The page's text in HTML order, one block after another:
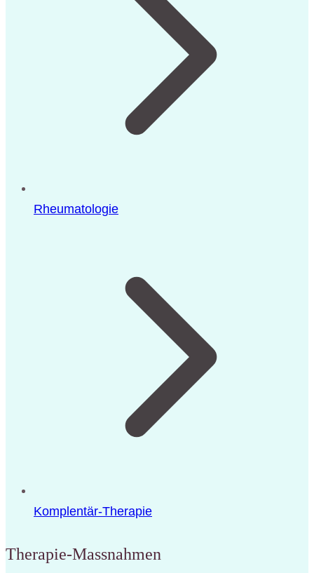
Rheumatologie
Komplentär-Therapie
Therapie-Massnahmen